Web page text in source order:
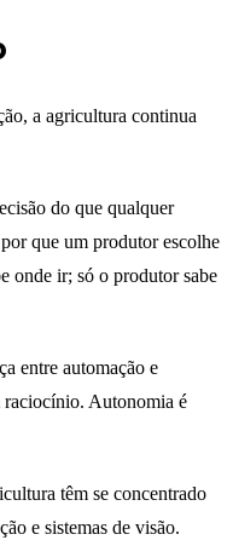
a agricultura continua
do que qualquer
que um produtor escolhe
onde ir; só o produtor sabe
entre automação e
raciocínio. Autonomia é
têm se concentrado
e sistemas de visão.